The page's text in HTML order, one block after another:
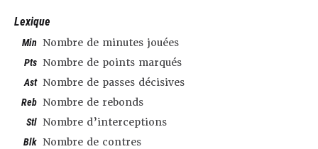
Lexique
Min Nombre de minutes jouées
Pts Nombre de points marqués
Ast Nombre de passes décisives
Reb Nombre de rebonds
Stl Nombre d’interceptions
Blk Nombre de contres